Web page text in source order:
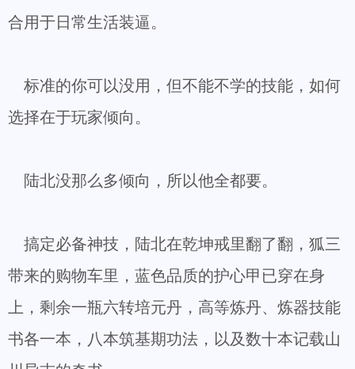
合用于日常生活装逼。
标准的你可以没用，但不能不学的技能，如何
选择在于玩家倾向。
陆北没那么多倾向，所以他全都要。
搞定必备神技，陆北在乾坤戒里翻了翻，狐三
带来的购物车里，蓝色品质的护心甲已穿在身
上，剩余一瓶六转培元丹，高等炼丹、炼器技能
书各一本，八本筑基期功法，以及数十本记载山